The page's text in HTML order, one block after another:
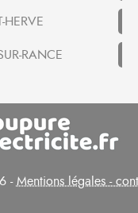
HERVE
RANCE
-Mentions légales -